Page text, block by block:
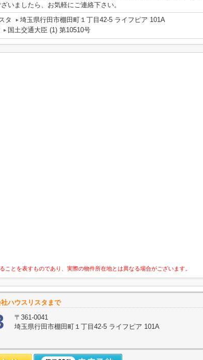
いましたら、お気軽にご連絡下さい。
タ
埼玉県行田市棚田町１丁目42-5 ライフピア 101A
国土交通大臣 (1) 第10510号
とを表すものであり、実際の物件所在地とは異なる場合がございます。
ハウスリスタまで
〒361-0041
埼玉県行田市棚田町１丁目42-5 ライフピア 101A